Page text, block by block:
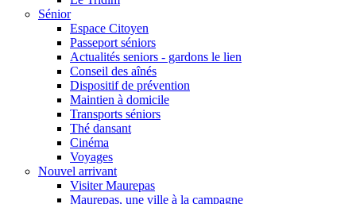
Sénior
Espace Citoyen
Passeport séniors
Actualités seniors - gardons le lien
Conseil des aînés
Dispositif de prévention
Maintien à domicile
Transports séniors
Thé dansant
Cinéma
Voyages
Nouvel arrivant
Visiter Maurepas
Maurepas, une ville à la campagne